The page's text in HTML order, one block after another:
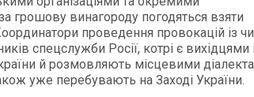
грошову винагороду погодяться взяти
проведення провокацій із
спецслужби Росії, котрі є вихідцями
й розмовляють місцевими
уже перебувають на Заході України.